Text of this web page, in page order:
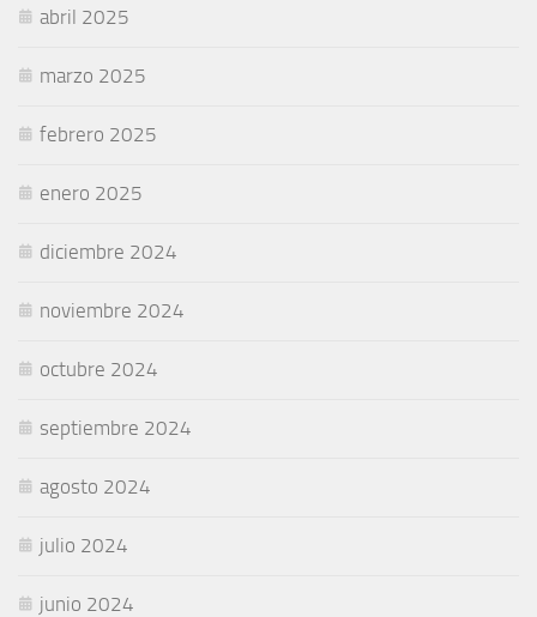
abril 2025
marzo 2025
febrero 2025
enero 2025
diciembre 2024
noviembre 2024
octubre 2024
septiembre 2024
agosto 2024
julio 2024
junio 2024